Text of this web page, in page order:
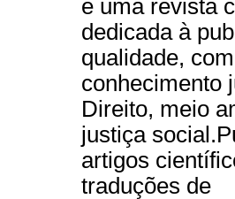
é uma revista
dedicada à
qualidade,
conhecimento
Direito, meio
justiça
artigos
traduções de